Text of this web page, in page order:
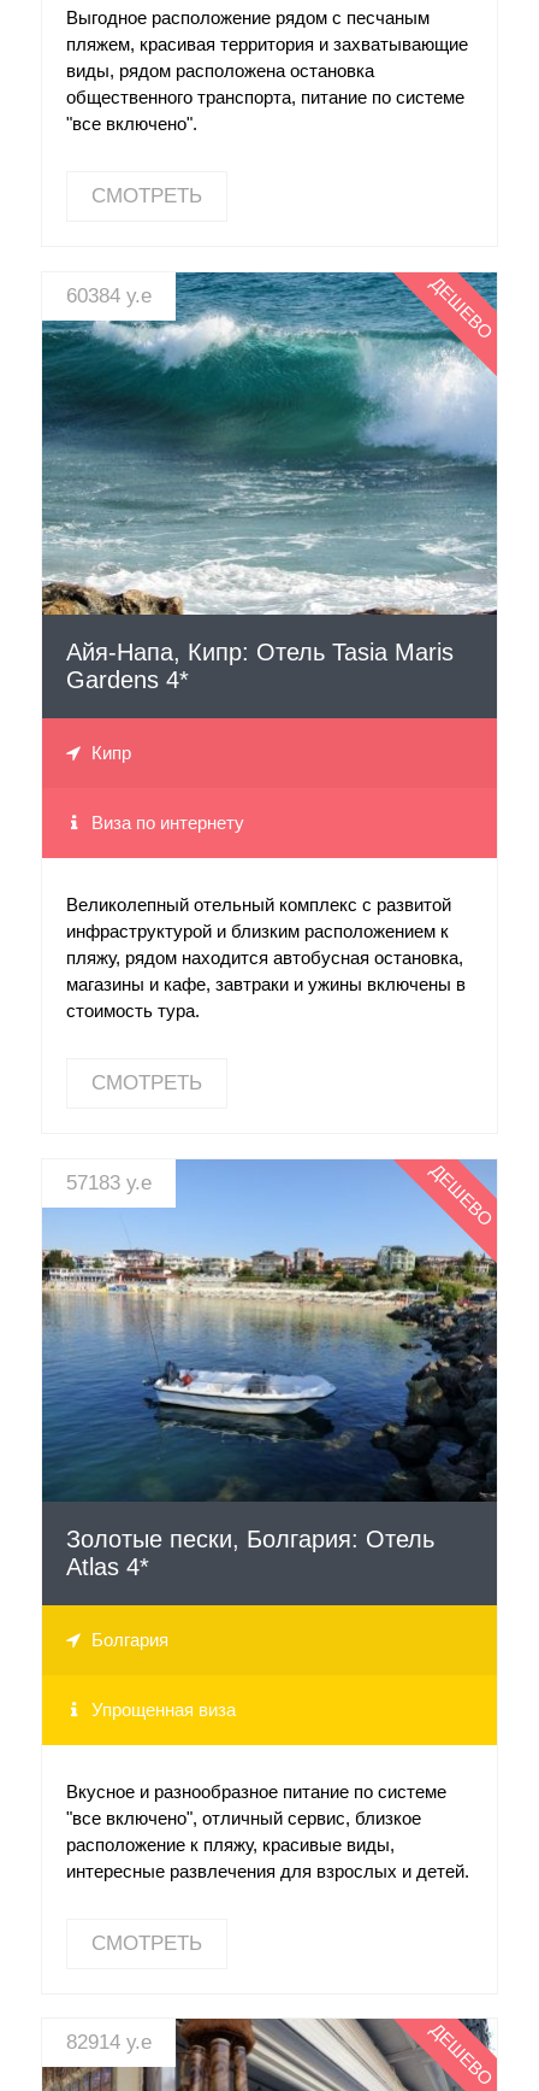
Выгодное расположение рядом с песчаным
пляжем, красивая территория и захватывающие
виды, рядом расположена остановка
общественного транспорта, питание по системе
"все включено".
СМОТРЕТЬ
ДЕШЕВО
60384 у.е
Айя-Напа, Кипр: Отель Tasia Maris
Gardens 4*
Кипр
Виза по интернету
Великолепный отельный комплекс с развитой
инфраструктурой и близким расположением к
пляжу, рядом находится автобусная остановка,
магазины и кафе, завтраки и ужины включены в
стоимость тура.
СМОТРЕТЬ
ДЕШЕВО
57183 у.е
СМОТРЕТЬ
Золотые пески, Болгария: Отель
Atlas 4*
Болгария
Упрощенная виза
Вкусное и разнообразное питание по системе
"все включено", отличный сервис, близкое
расположение к пляжу, красивые виды,
интересные развлечения для взрослых и детей.
СМОТРЕТЬ
ДЕШЕВО
82914 у.е